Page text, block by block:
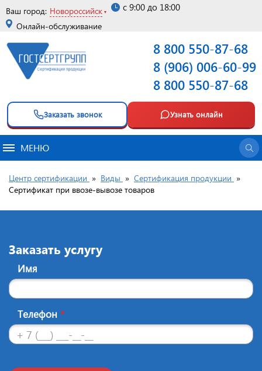
Ваш город: Новороссийск
Онлайн-обслуживание
с 9:00 до 18:00
8 800 550-87-68
8 (906) 006-60-99
8 800 550-87-68
Заказать звонок Узнать онлайн
МЕНЮ
Центр сертификации » Виды » Сертификация продукции »
Cертификат при ввозе-вывозе товаров
Заказать услугу
Имя
Телефон *